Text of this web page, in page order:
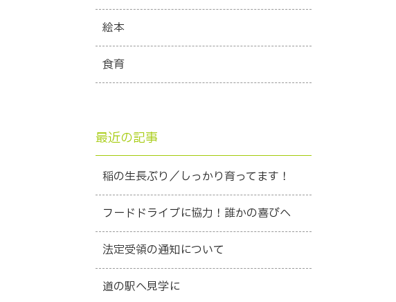
絵本
食育
最近の記事
稲の生長ぶり／しっかり育ってます！
フードドライブに協力！誰かの喜びへ
法定受領の通知について
道の駅へ見学に